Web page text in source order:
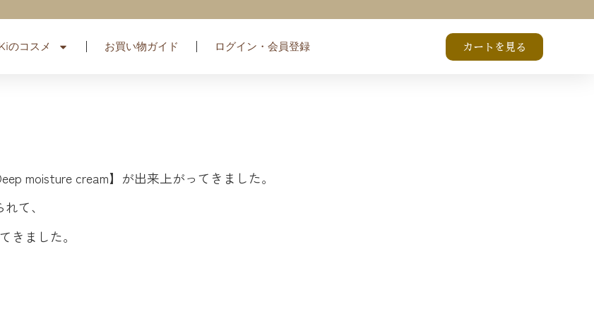
のコスメ お買い物ガイド ログイン・会員登録 カートを見る
moisture cream】が出来上がってきました。
て、
きました。